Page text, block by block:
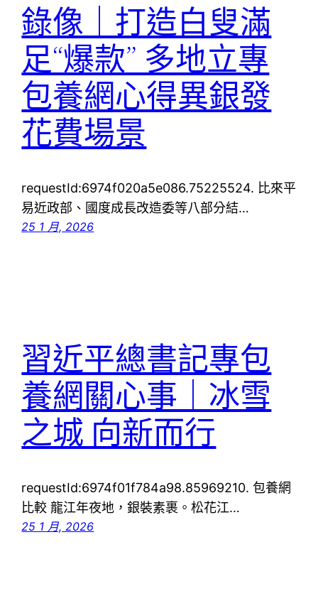
錄像｜打造白叟滿
足“爆款” 多地立專
包養網心得異銀發
花費場景
requestId:6974f020a5e086.75225524. 比來平
易近政部、國度成長改造委等八部分結…
25 1 月, 2026
習近平總書記專包
養網關心事｜冰雪
之城 向新而行
requestId:6974f01f784a98.85969210. 包養網
比較 龍江年夜地，銀裝素裹。松花江…
25 1 月, 2026